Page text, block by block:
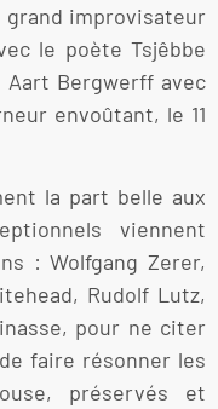
grand improvisateur
le poète Tsjêbbe
Aart Bergwerff avec
envoûtant, le 11
la part belle aux
viennent
: Wolfgang Zerer,
Rudolf Lutz,
pour ne citer
faire résonner les
préservés et